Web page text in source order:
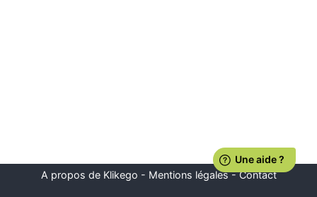
A propos de Klikego - Mentions légales-Contact